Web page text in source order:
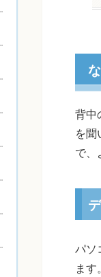
背中
を
で、
パソ
ま